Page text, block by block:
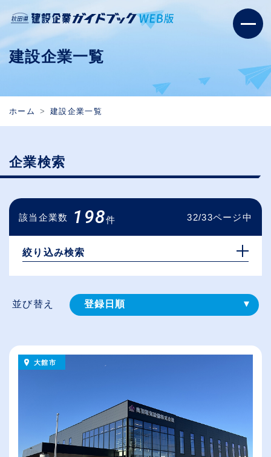
建設企業一覧
ホーム 建設企業一覧
企業検索
該当企業数 198件 32/33ページ中
絞り込み検索
並び替え 登録⽇順
（⾼卒の給与を基準）
休日数が多い順
大館市